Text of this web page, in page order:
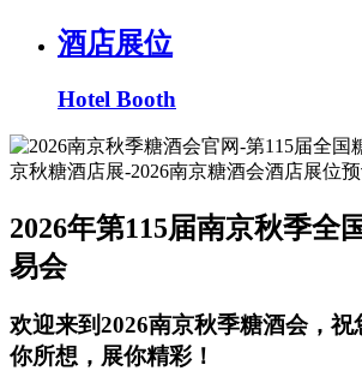
酒店展位
Hotel Booth
2026年第115届南京秋季全
易会
欢迎来到2026南京秋季糖酒会，
你所想，展你精彩！